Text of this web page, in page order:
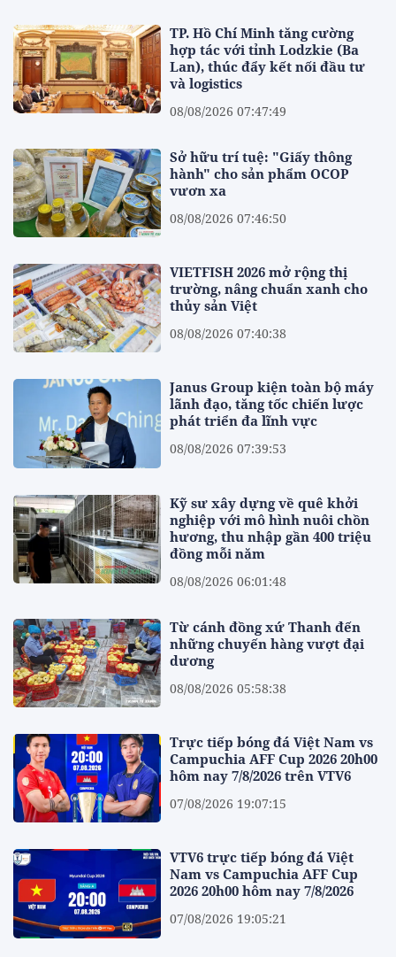
TP. Hồ Chí Minh tăng cường
hợp tác với tỉnh Lodzkie (Ba
Lan), thúc đẩy kết nối đầu tư
và logistics
08/08/2026 07:47:49
Sở hữu trí tuệ: "Giấy thông
hành" cho sản phẩm OCOP
vươn xa
08/08/2026 07:46:50
VIETFISH 2026 mở rộng thị
trường, nâng chuẩn xanh cho
thủy sản Việt
08/08/2026 07:40:38
Janus Group kiện toàn bộ máy
lãnh đạo, tăng tốc chiến lược
phát triển đa lĩnh vực
08/08/2026 07:39:53
Kỹ sư xây dựng về quê khởi
nghiệp với mô hình nuôi chồn
hương, thu nhập gần 400 triệu
đồng mỗi năm
08/08/2026 06:01:48
Từ cánh đồng xứ Thanh đến
những chuyến hàng vượt đại
dương
08/08/2026 05:58:38
Trực tiếp bóng đá Việt Nam vs
Campuchia AFF Cup 2026 20h00
hôm nay 7/8/2026 trên VTV6
07/08/2026 19:07:15
VTV6 trực tiếp bóng đá Việt
Nam vs Campuchia AFF Cup
2026 20h00 hôm nay 7/8/2026
07/08/2026 19:05:21